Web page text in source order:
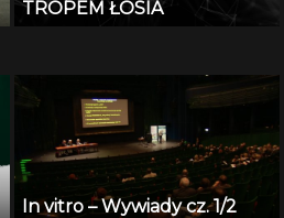
TROPEM ŁOSIA
In vitro – Wywiady cz. 1/2